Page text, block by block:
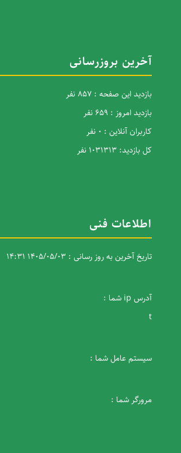
آخرین بروزرسانی
بازدید این صفحه : 857 نفر
بازدید امروز : 659 نفر
کاربران آنلاین : 0 نفر
کل بازدید: 1031313 نفر
اطلاعات فنی
تاریخ آخرین به روز رسانی : 1405/05/03 14:31
آدرس ip شما :
t
سیستم عامل شما :
مرورگر شما :